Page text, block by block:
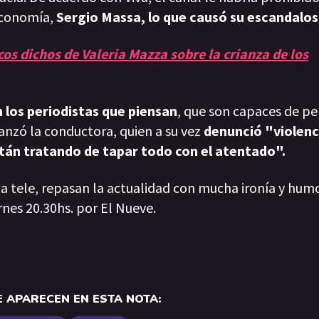
Sergio Massa, lo que causó su
dichos de Valeria Mazza sobre la crianza de los
periodistas que piensan, que son capaces de
la conductora, quien a su vez denunció
tratando de tapar todo con el atentado".
tele, repasan la actualidad con mucha ironía y
20.30hs. por El Nueve.
APARECEN EN ESTA NOTA: